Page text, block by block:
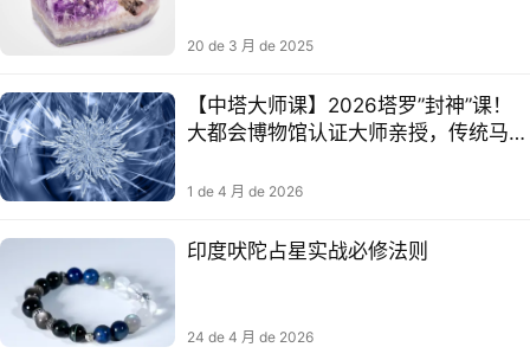
20 de 3 月 de 2025
【中塔大师课】2026塔罗”封神”课！
大都会博物馆认证大师亲授，传统马赛
1 de 4 月 de 2026
印度吠陀占星实战必修法则
24 de 4 月 de 2026